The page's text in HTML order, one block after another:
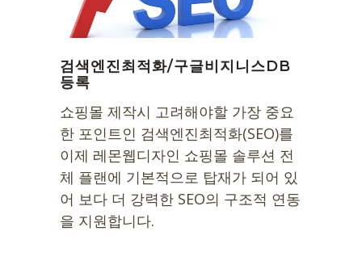
검색엔진최적화/구글비지니스DB
등록
쇼핑몰 제작시 고려해야할 가장 중요
한 포인트인 검색엔진최적화(SEO)를
이제 레몬웹디자인 쇼핑몰 솔루션 전
체 플랜에 기본적으로 탑재가 되어 있
어 보다 더 강력한 SEO의 구조적 연동
을 지원합니다.